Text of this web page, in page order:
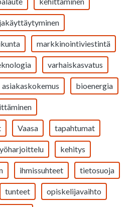
markkinointiviestintä
varhaiskasvatus
asiakaskokemus bioenergia
Vaasa tapahtumat
kehitys
ihmissuhteet tietosuoja
tunteet opiskelijavaihto